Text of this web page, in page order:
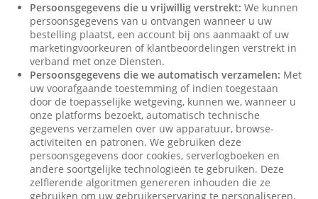
Persoonsgegevens die u vrijwillig verstrekt: We kunnen
persoonsgegevens van u ontvangen wanneer u uw
bestelling plaatst, een account bij ons aanmaakt of uw
marketingvoorkeuren of klantbeoordelingen verstrekt in
verband met onze Diensten.
Persoonsgegevens die we automatisch verzamelen: Met
uw voorafgaande toestemming of indien toegestaan
door de toepasselijke wetgeving, kunnen we, wanneer u
onze platforms bezoekt, automatisch technische
gegevens verzamelen over uw apparatuur, browse-
activiteiten en patronen. We gebruiken deze
persoonsgegevens door cookies, serverlogboeken en
andere soortgelijke technologieën te gebruiken. Deze
zelflerende algoritmen genereren inhouden die ze
gebruiken om uw gebruikerservaring te personaliseren,